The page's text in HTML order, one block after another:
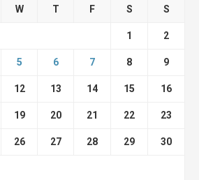
W T F S S
1 2
5 6 7 8 9
12 13 14 15 16
19 20 21 22 23
26 27 28 29 30